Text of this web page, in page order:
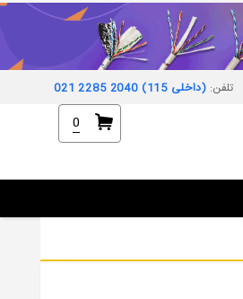
تلفن: 021 2285 2040 (داخلی 115)
0